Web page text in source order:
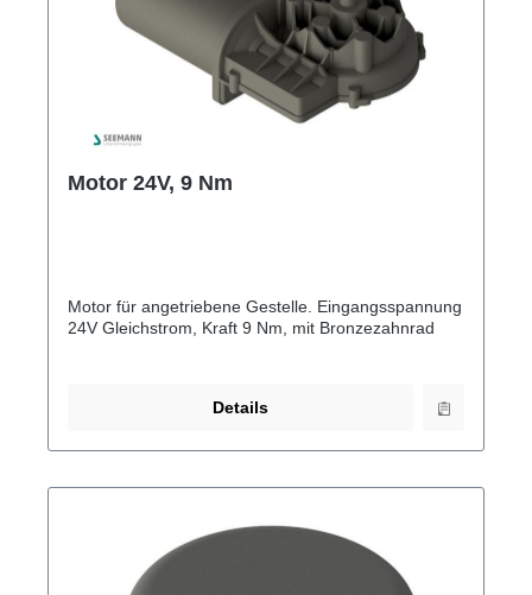
Motor 24V, 9 Nm
Motor für angetriebene Gestelle. Eingangsspannung
24V Gleichstrom, Kraft 9 Nm, mit Bronzezahnrad
Details